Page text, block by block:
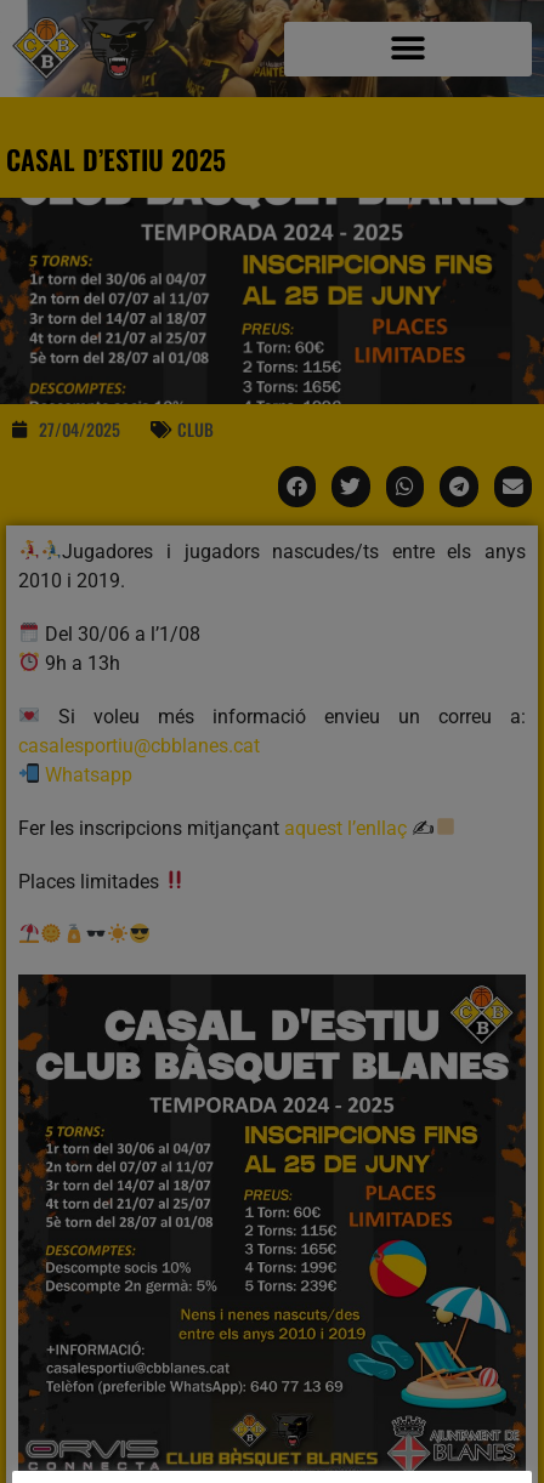
CASAL D’ESTIU 2025
27/04/2025 CLUB
Jugadores i jugadors nascudes/ts entre els anys
2010 i 2019.
Del 30/06 a l’1/08
9h a 13h
Si voleu més informació envieu un correu a:
casalesportiu@cbblanes.cat
Whatsapp
Fer les inscripcions mitjançant aquest l’enllaç ✍
Places limitades